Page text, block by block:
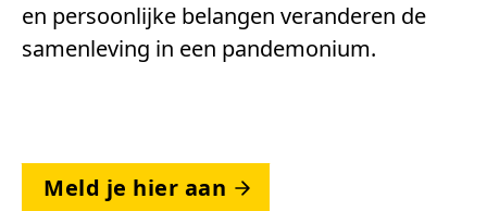
en persoonlijke belangen veranderen de
samenleving in een pandemonium.
Meld je hier aan